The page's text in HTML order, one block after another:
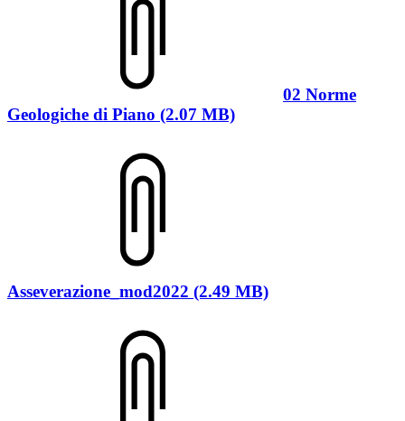
02 Norme
Geologiche di Piano (2.07 MB)
Asseverazione_mod2022 (2.49 MB)